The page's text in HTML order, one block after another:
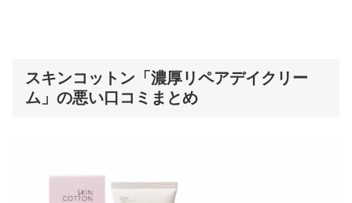
スキンコットン「濃厚リペアデイクリー
ム」の悪い口コミまとめ